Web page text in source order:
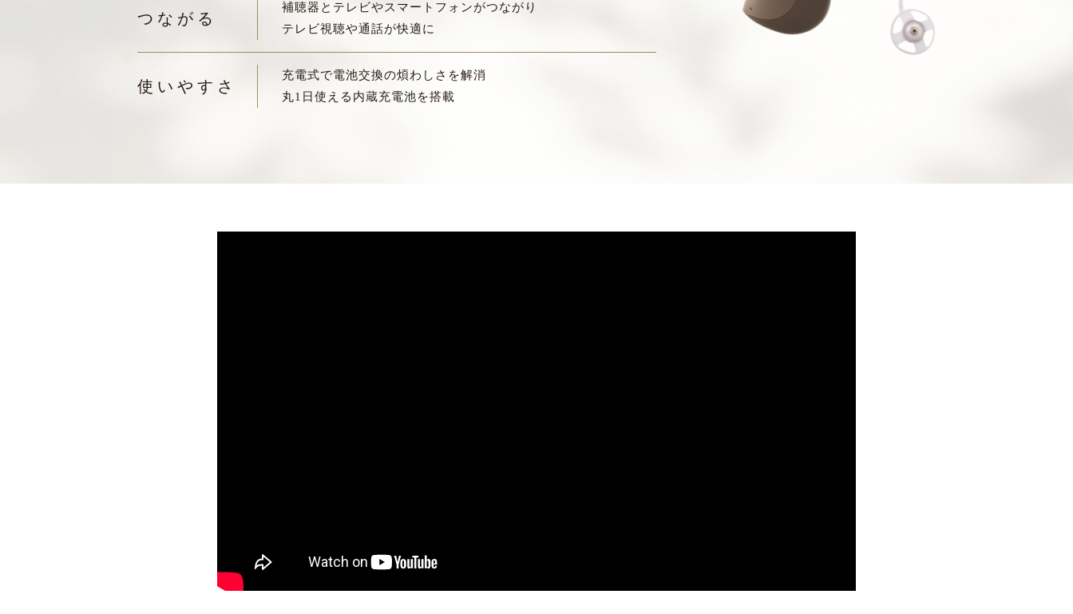
つながる
補聴器とテレビやスマートフォンがつながり
テレビ視聴や通話が快適に
使いやすさ
充電式で電池交換の煩わしさを解消
丸1日使える内蔵充電池を搭載